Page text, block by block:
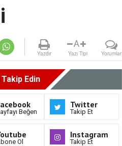
Yazdır
A
Yazı Tipi Yorumlar
Edin
Beğen
Twitter
Takip Et
Ol
Instagram
Takip Et